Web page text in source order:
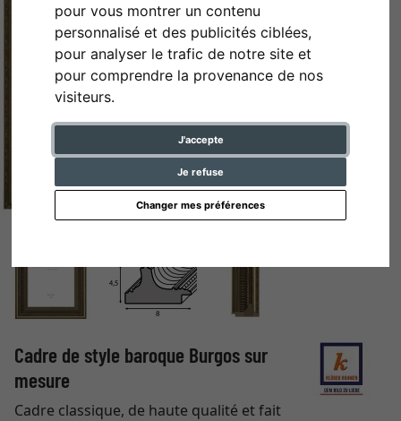
pour vous montrer un contenu
personnalisé et des publicités ciblées,
pour analyser le trafic de notre site et
pour comprendre la provenance de nos
visiteurs.
J'accepte
Je refuse
Changer mes préférences
Retour
Cadre de style baroque Burgos sur
mesure
Cadre classique, de haute qualité et fait